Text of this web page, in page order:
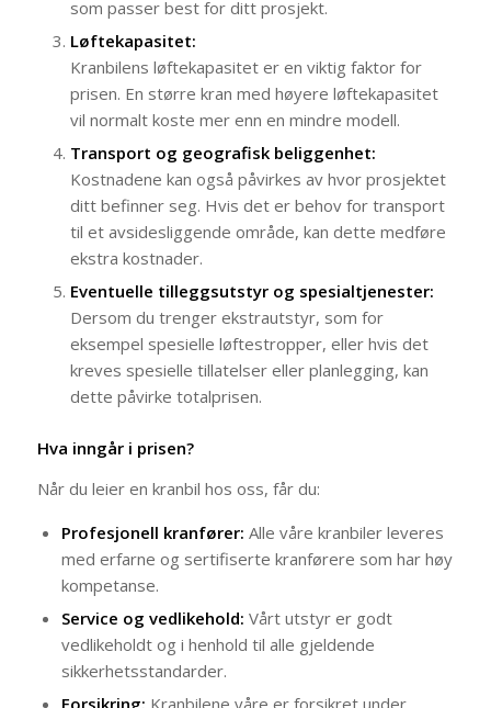
som passer best for ditt prosjekt.
Løftekapasitet:
Kranbilens løftekapasitet er en viktig faktor for
prisen. En større kran med høyere løftekapasitet
vil normalt koste mer enn en mindre modell.
Transport og geografisk beliggenhet:
Kostnadene kan også påvirkes av hvor prosjektet
ditt befinner seg. Hvis det er behov for transport
til et avsidesliggende område, kan dette medføre
ekstra kostnader.
Eventuelle tilleggsutstyr og spesialtjenester:
Dersom du trenger ekstrautstyr, som for
eksempel spesielle løftestropper, eller hvis det
kreves spesielle tillatelser eller planlegging, kan
dette påvirke totalprisen.
Hva inngår i prisen?
Når du leier en kranbil hos oss, får du:
Profesjonell kranfører: Alle våre kranbiler leveres
med erfarne og sertifiserte kranførere som har høy
kompetanse.
Service og vedlikehold: Vårt utstyr er godt
vedlikeholdt og i henhold til alle gjeldende
sikkerhetsstandarder.
Forsikring: Kranbilene våre er forsikret under